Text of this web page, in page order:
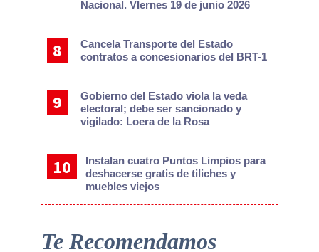
Nacional. VIernes 19 de junio 2026
Cancela Transporte del Estado
contratos a concesionarios del BRT-1
Gobierno del Estado viola la veda
electoral; debe ser sancionado y
vigilado: Loera de la Rosa
Instalan cuatro Puntos Limpios para
deshacerse gratis de tiliches y
muebles viejos
Te Recomendamos